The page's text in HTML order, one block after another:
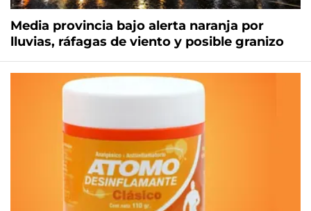
Media provincia bajo alerta naranja por
lluvias, ráfagas de viento y posible granizo